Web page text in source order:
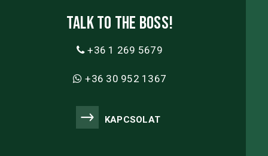
Talk to the boss!
+36 1 269 5679
+36 30 952 1367
KAPCSOLAT